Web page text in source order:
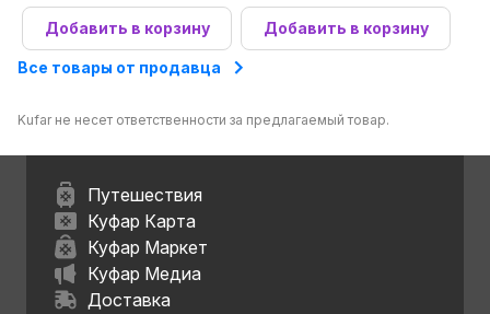
Добавить в корзину Добавить в корзину
Все товары от продавца
Kufar не несет ответственности за предлагаемый товар.
Путешествия
Куфар Карта
Куфар Маркет
Куфар Медиа
Доставка